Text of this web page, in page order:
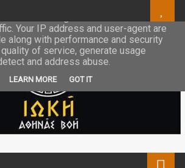
from Google to deliver its services
Your IP address and user-agent are
along with performance and security
of service, generate usage
and address abuse.
LEARN MORE GOT IT